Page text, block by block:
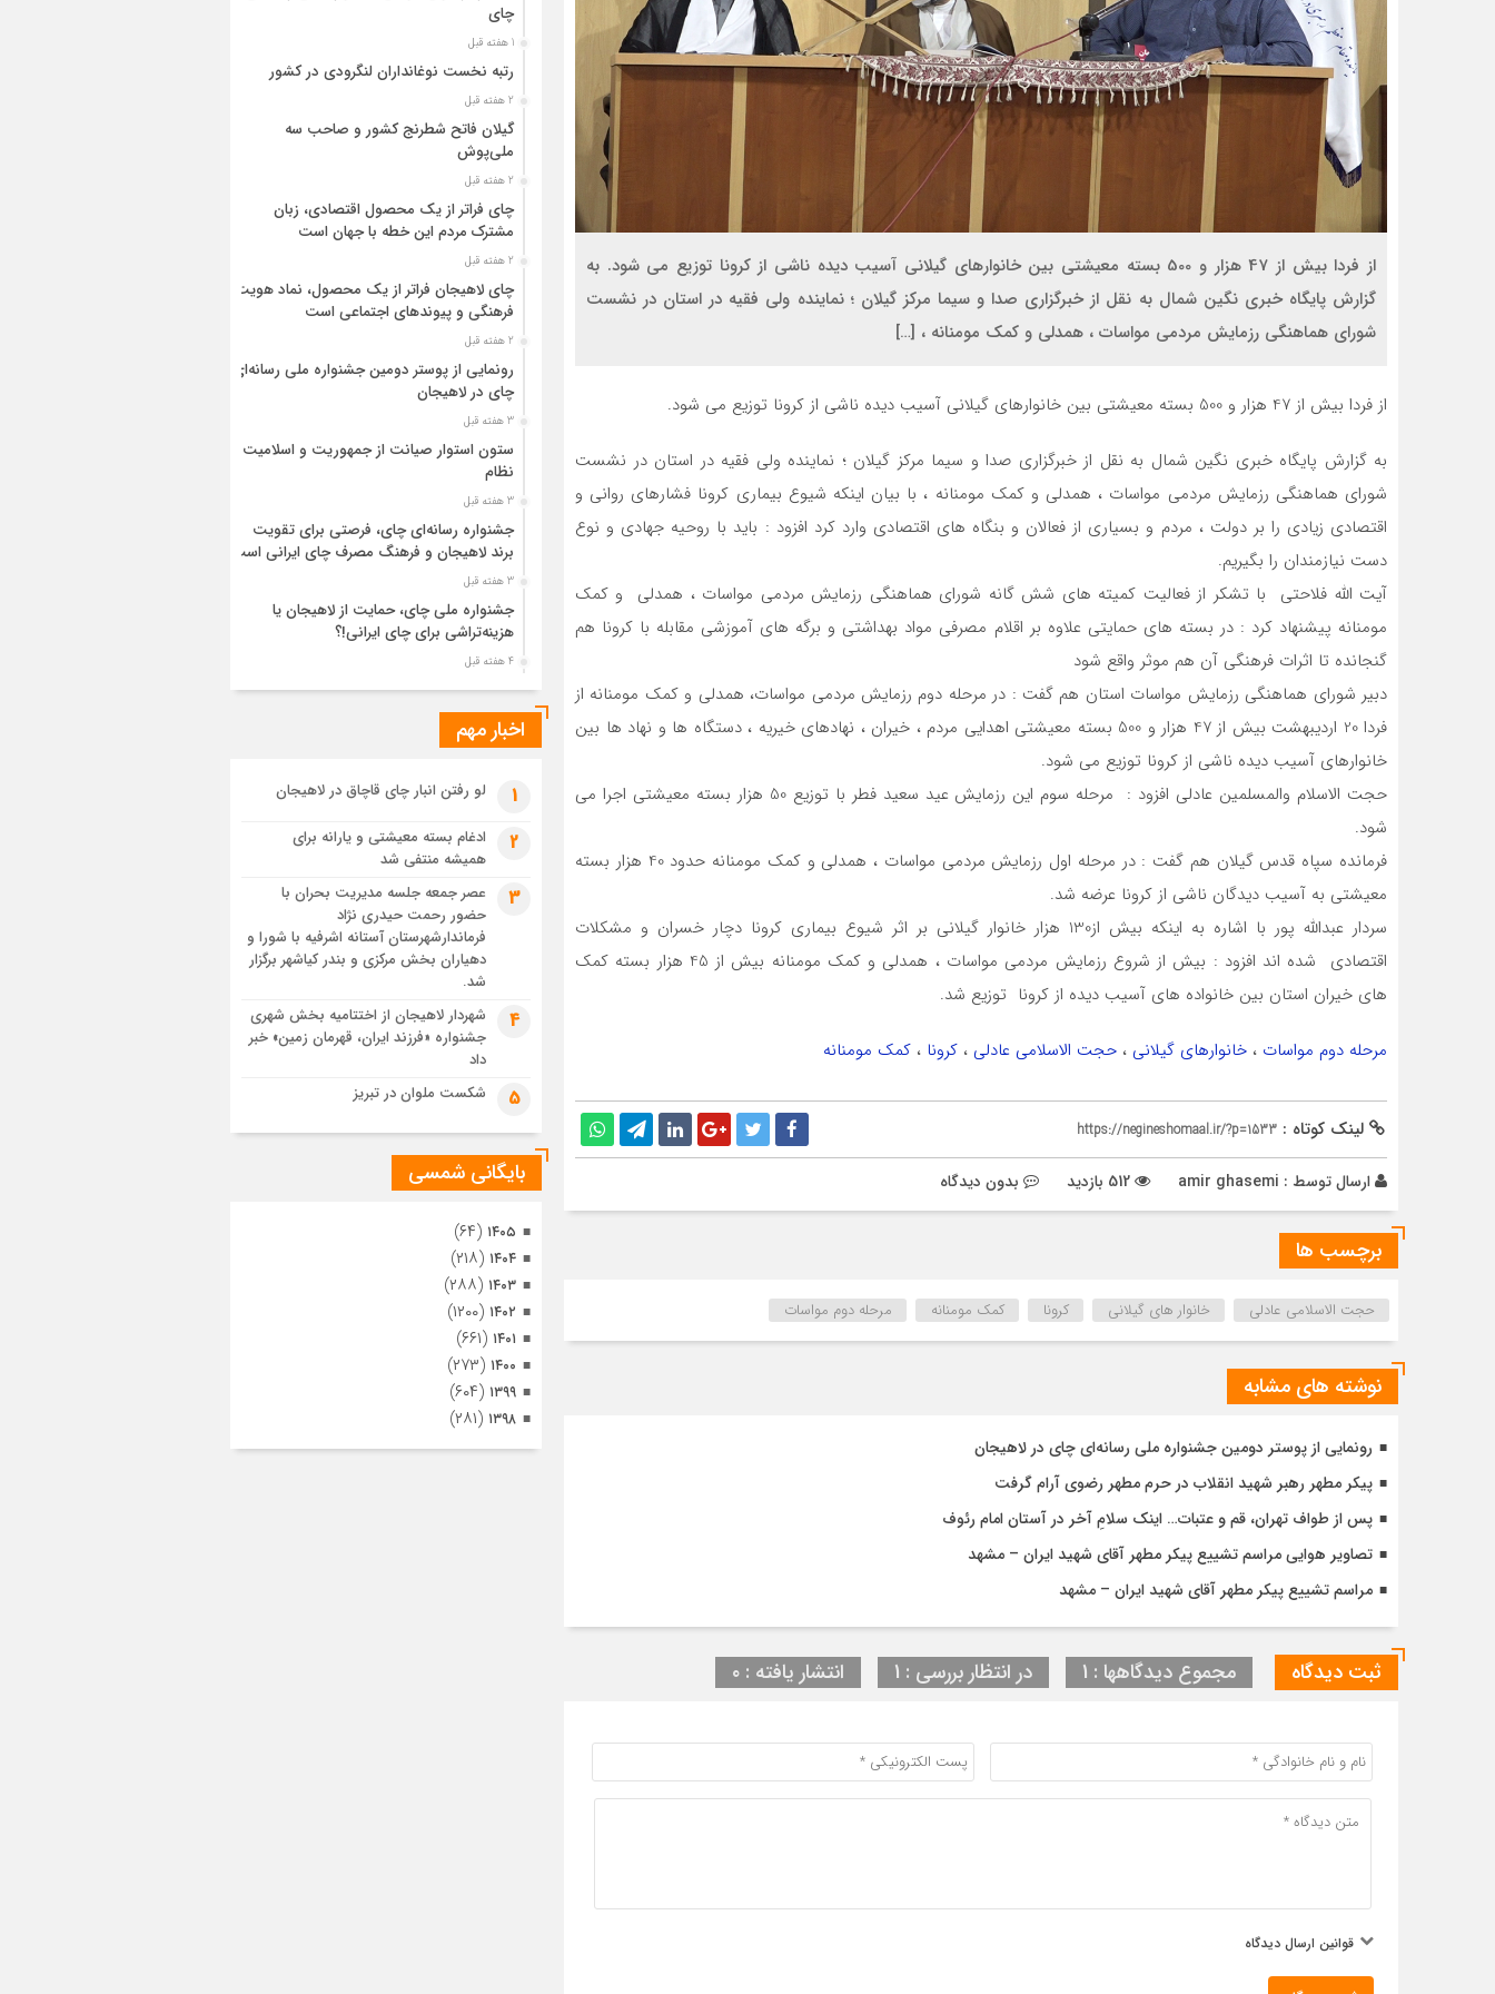
از فردا بیش از 47 هزار و 500 بسته معیشتی بین خانوارهای گیلانی آسیب دیده ناشی از کرونا توزیع می شود. به
گزارش پایگاه خبری نگین شمال به نقل از خبرگزاری صدا و سیما مرکز گیلان ؛ نماینده ولی فقیه در استان در نشست
شورای هماهنگی رزمایش مردمی مواسات ، همدلی و کمک مومنانه ، […]
از فردا بیش از 47 هزار و 500 بسته معیشتی بین خانوارهای گیلانی آسیب دیده ناشی از کرونا توزیع می شود.
به گزارش پایگاه خبری نگین شمال به نقل از خبرگزاری صدا و سیما مرکز گیلان ؛ نماینده ولی فقیه در استان در نشست
شورای هماهنگی رزمایش مردمی مواسات ، همدلی و کمک مومنانه ، با بیان اینکه شیوع بیماری کرونا فشارهای روانی و
اقتصادی زیادی را بر دولت ، مردم و بسیاری از فعالان و بنگاه های اقتصادی وارد کرد افزود : باید با روحیه جهادی و نوع
دست نیازمندان را بگیریم.
آیت الله فلاحتی با تشکر از فعالیت کمیته های شش گانه شورای هماهنگی رزمایش مردمی مواسات ، همدلی و کمک
مومنانه پیشنهاد کرد : در بسته های حمایتی علاوه بر اقلام مصرفی مواد بهداشتی و برگه های آموزشی مقابله با کرونا هم
گنجانده تا اثرات فرهنگی آن هم موثر واقع شود
دبیر شورای هماهنگی رزمایش مواسات استان هم گفت : در مرحله دوم رزمایش مردمی مواسات، همدلی و کمک مومنانه از
فردا 20 اردیبهشت بیش از 47 هزار و 500 بسته معیشتی اهدایی مردم ، خیران ، نهادهای خیریه ، دستگاه ها و نهاد ها بین
خانوارهای آسیب دیده ناشی از کرونا توزیع می شود.
حجت الاسلام والمسلمین عادلی افزود : مرحله سوم این رزمایش عید سعید فطر با توزیع 50 هزار بسته معیشتی اجرا می
شود.
فرمانده سپاه قدس گیلان هم گفت : در مرحله اول رزمایش مردمی مواسات ، همدلی و کمک مومنانه حدود 40 هزار بسته
معیشتی به آسیب دیدگان ناشی از کرونا عرضه شد.
سردار عبدالله پور با اشاره به اینکه بیش از130 هزار خانوار گیلانی بر اثر شیوع بیماری کرونا دچار خسران و مشکلات
اقتصادی شده اند افزود : بیش از شروع رزمایش مردمی مواسات ، همدلی و کمک مومنانه بیش از 45 هزار بسته کمک
های خیران استان بین خانواده های آسیب دیده از کرونا توزیع شد.
مرحله دوم مواسات ، خانوارهای گیلانی ، حجت الاسلامی عادلی ، کرونا ، کمک مومنانه
لینک کوتاه : https://negineshomaal.ir/?p=1533
ارسال توسط : amir ghasemi بدون دیدگاه
برچسب ها
حجت الاسلامی عادلی خانوار های گیلانی کرونا کمک مومنانه مرحله دوم مواسات
نوشته های مشابه
رونمایی از پوستر دومین جشنواره ملی رسانه‌ای چای در لاهیجان
پیکر مطهر رهبر شهید انقلاب در حرم مطهر رضوی آرام گرفت
پس از طواف تهران، قم و عتبات… اینک سلامِ آخر در آستان امام رئوف
تصاویر هوایی مراسم تشییع پیکر مطهر آقای شهید ایران – مشهد
مراسم تشییع پیکر مطهر آقای شهید ایران – مشهد
ثبت دیدگاه مجموع دیدگاهها : 1 در انتظار بررسی : 1 انتشار یافته : ۰
قوانین ارسال دیدگاه
چای
1 هفته قبل
رتبه نخست نوغانداران لنگرودی در کشور
2 هفته قبل
گیلان فاتح شطرنج کشور و صاحب سه
ملی‌پوش
2 هفته قبل
چای فراتر از یک محصول اقتصادی، زبان
مشترک مردم این خطه با جهان است
2 هفته قبل
چای لاهیجان فراتر از یک محصول، نماد هویت
فرهنگی و پیوندهای اجتماعی است
2 هفته قبل
رونمایی از پوستر دومین جشنواره ملی رسانه‌ای
چای در لاهیجان
3 هفته قبل
ستون استوار صیانت از جمهوریت و اسلامیت
نظام
3 هفته قبل
جشنواره رسانه‌ای چای، فرصتی برای تقویت
برند لاهیجان و فرهنگ مصرف چای ایرانی است
3 هفته قبل
جشنواره ملی چای، حمایت از لاهیجان یا
هزینه‌تراشی برای چای ایرانی!؟
4 هفته قبل
پیکر مطهر رهبر شهید انقلاب در حرم مطهر
رضوی آرام گرفت
آخر در آستان امام رئوف
تصاویر هوایی مراسم تشییع پیکر مطهر آقای
شهید ایران – مشهد
1 ماه قبل
مراسم تشییع پیکر مطهر آقای شهید ایران –
مشهد
تصاویری از تراکم جمعیت حاضر در میدان
ثورهالعشرین نجف اشرف
اخبار مهم
1 لو رفتن انبار چای قاچاق در لاهیجان
2
ادغام بسته معیشتی و یارانه برای
همیشه منتفی شد
3
عصر جمعه جلسه مدیریت بحران با
حضور رحمت حیدری نژاد
فرماندارشهرستان آستانه اشرفیه با شورا و
دهیاران بخش مرکزی و بندر کیاشهر برگزار
شد.
4
شهردار لاهیجان از اختتامیه بخش شهری
جشنواره «فرزند ایران، قهرمان زمین» خبر
داد
5 شکست ملوان در تبریز
بایگانی شمسی
۱۴۰۵ (۶۴)
۱۴۰۴ (۲۱۸)
۱۴۰۳ (۲۸۸)
۱۴۰۲ (۱۲۰۰)
۱۴۰۱ (۶۶۱)
۱۴۰۰ (۲۷۳)
۱۳۹۹ (۶۰۴)
۱۳۹۸ (۲۸۱)